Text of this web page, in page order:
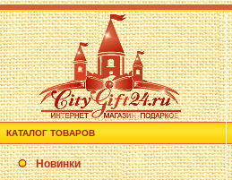
КАТАЛОГ ТОВАРОВ
Новинки